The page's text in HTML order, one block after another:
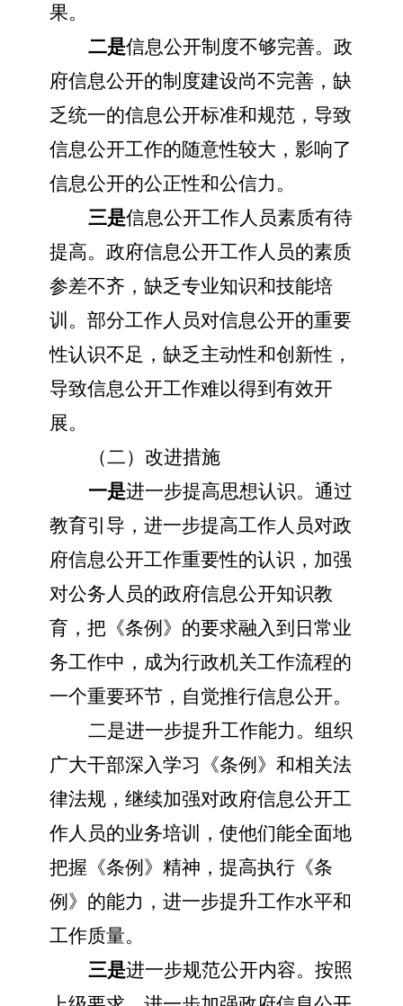
果。
二是信息公开制度不够完善。政
府信息公开的制度建设尚不完善，缺
乏统一的信息公开标准和规范，导致
信息公开工作的随意性较大，影响了
信息公开的公正性和公信力。
三是信息公开工作人员素质有待
提高。政府信息公开工作人员的素质
参差不齐，缺乏专业知识和技能培
训。部分工作人员对信息公开的重要
性认识不足，缺乏主动性和创新性，
导致信息公开工作难以得到有效开
展。
（二）改进措施
一是进一步提高思想认识。通过
教育引导，进一步提高工作人员对政
府信息公开工作重要性的认识，加强
对公务人员的政府信息公开知识教
育，把《条例》的要求融入到日常业
务工作中，成为行政机关工作流程的
一个重要环节，自觉推行信息公开。
二是进一步提升工作能力。组织
广大干部深入学习《条例》和相关法
律法规，继续加强对政府信息公开工
作人员的业务培训，使他们能全面地
把握《条例》精神，提高执行《条
例》的能力，进一步提升工作水平和
工作质量。
三是进一步规范公开内容。按照